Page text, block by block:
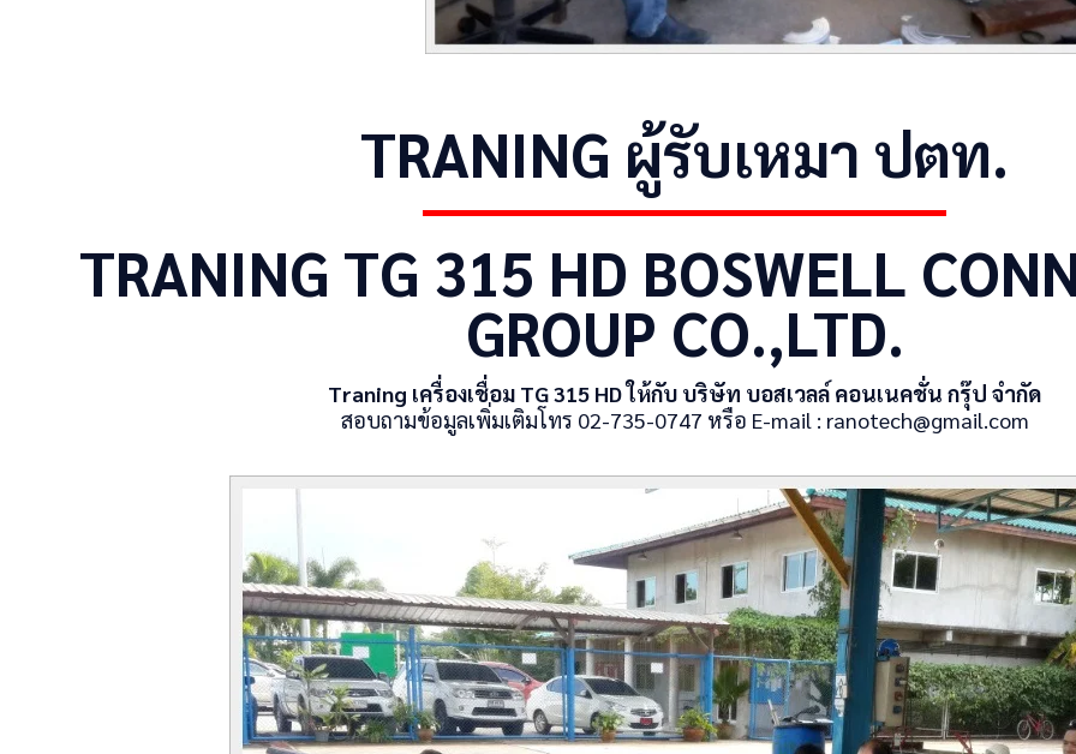
TRANING ผู้รับเหมา ปตท.
TRANING TG 315 HD BOSWELL
GROUP CO.,LTD.
Traning เครื่องเชื่อม TG 315 HD ให้กับ บริษัท บอสเวลล์ คอนเนคชั่น กรุ๊ป จำกัด
สอบถามข้อมูลเพิ่มเติมโทร 02-735-0747 หรือ E-mail : ranotech@gmail.com